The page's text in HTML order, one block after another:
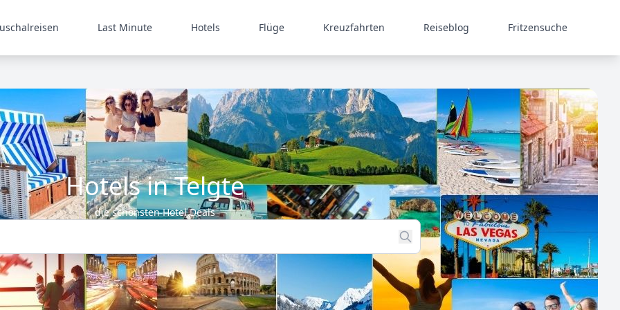
Last Minute Hotels Flüge Kreuzfahrten Reiseblog Fritzensuche
Hotels in Telgte
die schönsten Hotel Deals